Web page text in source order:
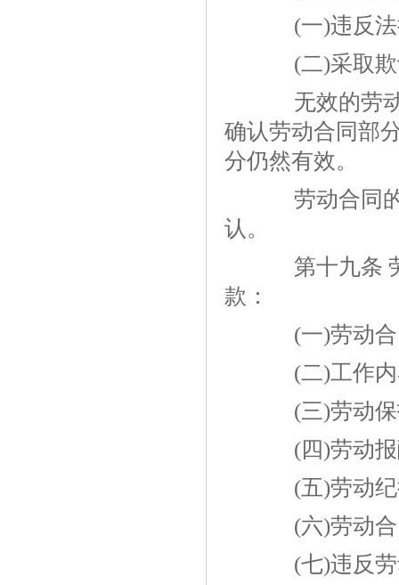
(一)违反法
(二)采取欺
无效的劳动
确认劳动合同部
分仍然有效。
劳动合同的
认。
第十九条 劳
款：
(一)劳动合
(二)工作内
(三)劳动保
(四)劳动报
(五)劳动纪
(六)劳动合
(七)违反劳